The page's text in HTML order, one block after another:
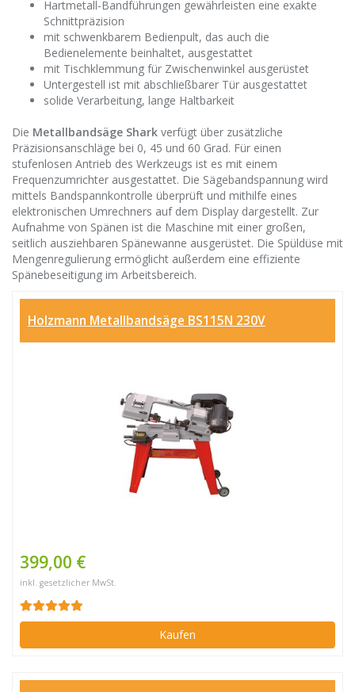
Hartmetall-Bandführungen gewährleisten eine exakte
Schnittpräzision
mit schwenkbarem Bedienpult, das auch die
Bedienelemente beinhaltet, ausgestattet
mit Tischklemmung für Zwischenwinkel ausgerüstet
Untergestell ist mit abschließbarer Tür ausgestattet
solide Verarbeitung, lange Haltbarkeit
Die Metallbandsäge Shark verfügt über zusätzliche
Präzisionsanschläge bei 0, 45 und 60 Grad. Für einen
stufenlosen Antrieb des Werkzeugs ist es mit einem
Frequenzumrichter ausgestattet. Die Sägebandspannung wird
mittels Bandspannkontrolle überprüft und mithilfe eines
elektronischen Umrechners auf dem Display dargestellt. Zur
Aufnahme von Spänen ist die Maschine mit einer großen,
seitlich ausziehbaren Spänewanne ausgerüstet. Die Spüldüse mit
Mengenregulierung ermöglicht außerdem eine effiziente
Spänebeseitigung im Arbeitsbereich.
Holzmann Metallbandsäge BS115N 230V
399,00 €
inkl. gesetzlicher MwSt.
Kaufen